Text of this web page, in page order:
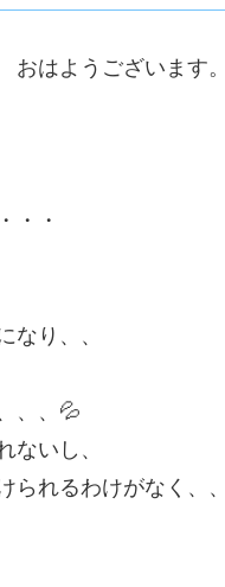
はようございます。
・・
なり、、
、、💦
ないし、
られるわけがなく、